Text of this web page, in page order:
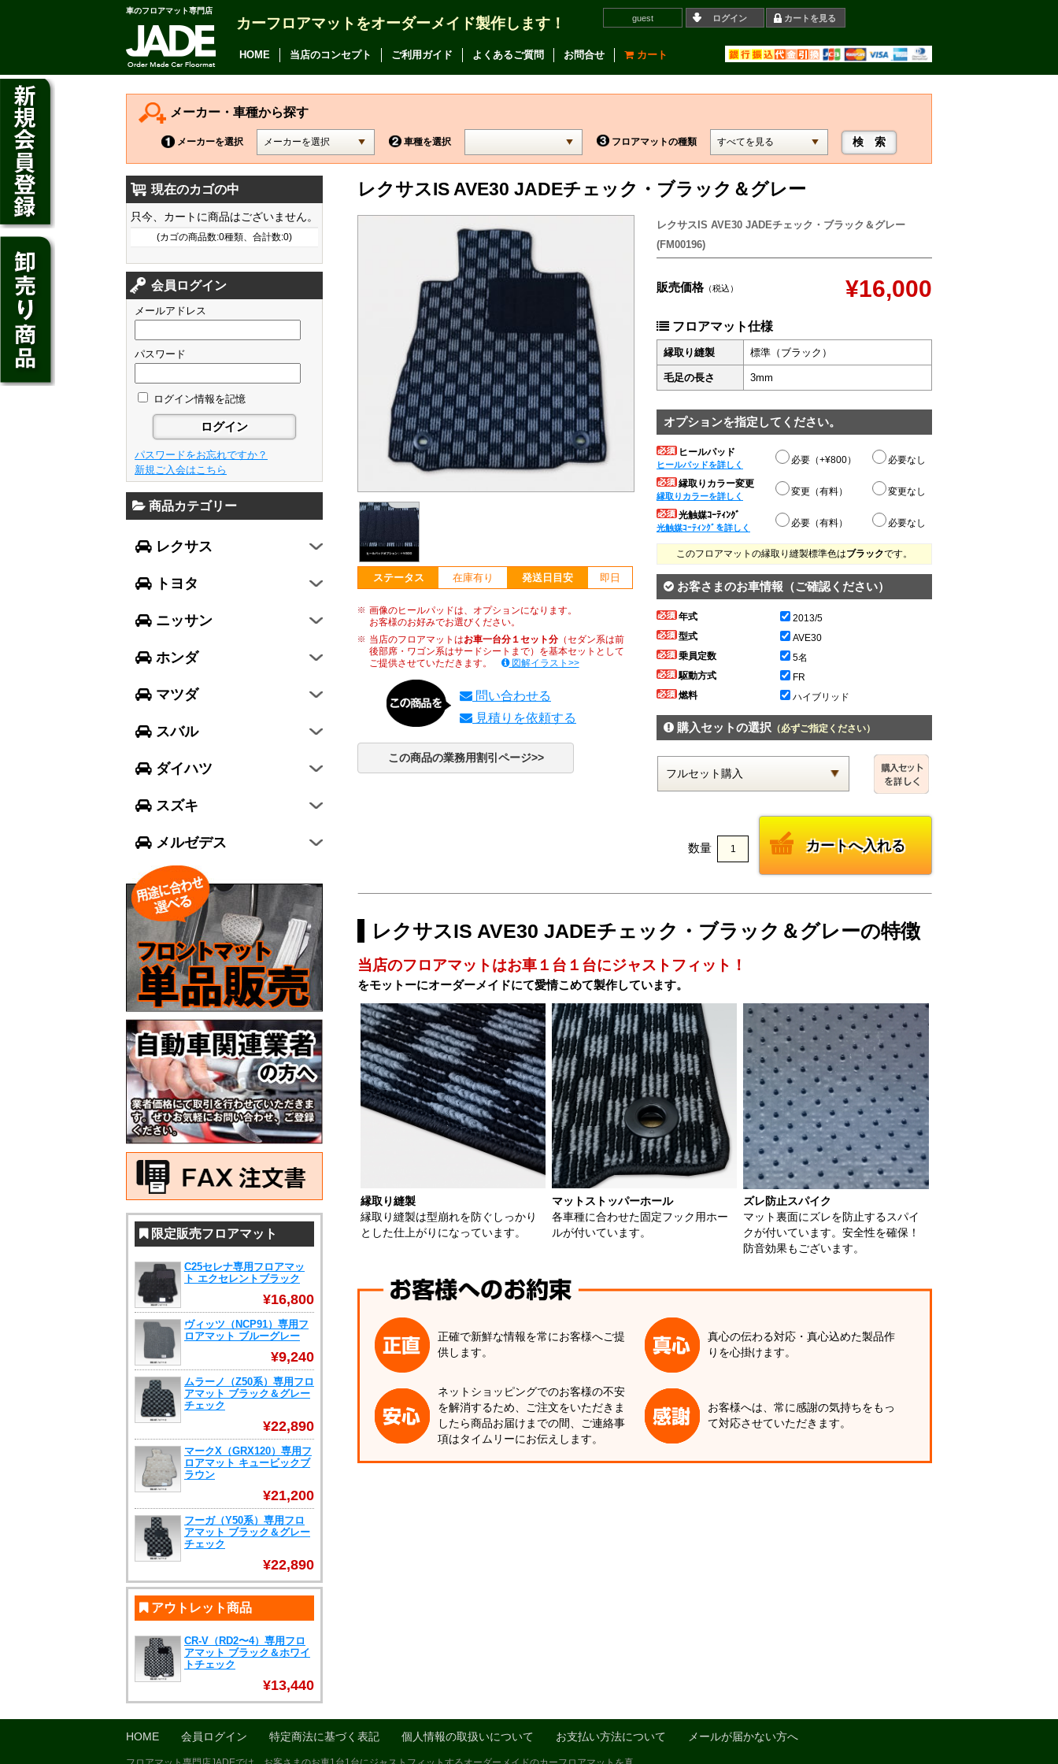
車のフロアマット専門店
カーフロアマットをオーダーメイド製作します！ guest ログイン カートを見る
HOME 当店のコンセプト ご利用ガイド よくあるご質問 お問合せ カート
メーカー・車種から探す
メーカーを選択 車種を選択 フロアマットの種類
レクサスIS AVE30 JADEチェック・ブラック＆グレー
ステータス 在庫有り 発送日目安 即日
画像のヒールパッドは、オプションになります。
お客様のお好みでお選びください。
当店のフロアマットはお車一台分１セット分（セダン系は前
後部席・ワゴン系はサードシートまで）を基本セットとして
ご提供させていただきます。
図解イラスト>>
問い合わせる
見積りを依頼する
この商品の業務用割引ページ>>
レクサスIS AVE30 JADEチェック・ブラック＆グレー
(FM00196)
販売価格（税込） ¥16,000
フロアマット仕様
縁取り縫製 標準（ブラック）
毛足の長さ 3mm
オプションを指定してください。
ヒールパッド
ヒールパッドを詳しく 必要（+¥800） 必要なし
縁取りカラー変更
縁取りカラーを詳しく 変更（有料） 変更なし
光触媒ｺｰﾃｨﾝｸﾞ
光触媒ｺｰﾃｨﾝｸﾞを詳しく 必要（有料） 必要なし
このフロアマットの縁取り縫製標準色はブラックです。
お客さまのお車情報（ご確認ください）
年式
2013/5
型式
AVE30
乗員定数
5名
駆動方式
FR
燃料
ハイブリッド
購入セットの選択（必ずご指定ください）
数量
レクサスIS AVE30 JADEチェック・ブラック＆グレーの特徴
当店のフロアマットはお車１台１台にジャストフィット！
をモットーにオーダーメイドにて愛情こめて製作しています。
縁取り縫製
縁取り縫製は型崩れを防ぐしっかり
とした仕上がりになっています。
マットストッパーホール
各車種に合わせた固定フック用ホー
ルが付いています。
ズレ防止スパイク
マット裏面にズレを防止するスパイ
クが付いています。安全性を確保！
防音効果もございます。
正確で新鮮な情報を常にお客様へご提
供します。
真心の伝わる対応・真心込めた製品作
りを心掛けます。
ネットショッピングでのお客様の不安
を解消するため、ご注文をいただきま
したら商品お届けまでの間、ご連絡事
項はタイムリーにお伝えします。
お客様へは、常に感謝の気持ちをもっ
て対応させていただきます。
現在のカゴの中
只今、カートに商品はございません。
(カゴの商品数:0種類、合計数:0)
会員ログイン
メールアドレス
パスワード
ログイン情報を記憶
パスワードをお忘れですか？
新規ご入会はこちら
商品カテゴリー
レクサス
CT200h
HS250h
GS
GS F
NX
RX
LX570
RC
LC
トヨタ
アルファード
ヴェルファイア
カムリ
カローラ アクシオ
プレミオ
プリウス
SAI
クラウン アスリート
クラウン マジェスタ
クラウン ロイヤル
アベンシス
カローラ フィールダー
プリウスα
FJクルーザー
CH-R
ハリアー
86
ニッサン
デイズ
デイズ ルークス
ジューク
ノート
キューブ
セレナ
エルグランド
エクストレイル
ティアナ
スカイライン
GT-R
ホンダ
フィット
シャトル
ジェイド
フリード
N-ONE
N-BOX
N-BOX SLASH
N-BOX+
N-WGN
グレイス
ヴェゼル
マツダ
フレア
フレアワゴン
フレアクロスオーバー
キャロル
デミオ
アクセラ スポーツ
アテンザ ワゴン
CX-3
ビアンテ
スバル
レガシィ B4
レガシィ アウトバック
WRX S4
インプレッサ スポーツ
インプレッサ G4
エクシーガ クロスオーバー7
ダイハツ
ミラ イース
ミラ
ミラ ココア
ムーヴ キャンバス
タント
トール
スズキ
スペーシア
ハスラー
エヴリィワゴン
スイフト
ジムニー シエラ
メルゼデス
Aクラス
GLCクラス
限定販売フロアマット
C25セレナ専用フロアマッ
ト エクセレントブラック
¥16,800
ヴィッツ（NCP91）専用フ
ロアマット ブルーグレー
¥9,240
ムラーノ（Z50系）専用フロ
アマット ブラック＆グレー
チェック
¥22,890
マークX（GRX120）専用フ
ロアマット キュービックブ
ラウン
¥21,200
フーガ（Y50系）専用フロ
アマット ブラック＆グレー
チェック
¥22,890
アウトレット商品
CR-V（RD2〜4）専用フロ
アマット ブラック＆ホワイ
トチェック
¥13,440
HOME 会員ログイン 特定商法に基づく表記 個人情報の取扱いについて お支払い方法について メールが届かない方へ